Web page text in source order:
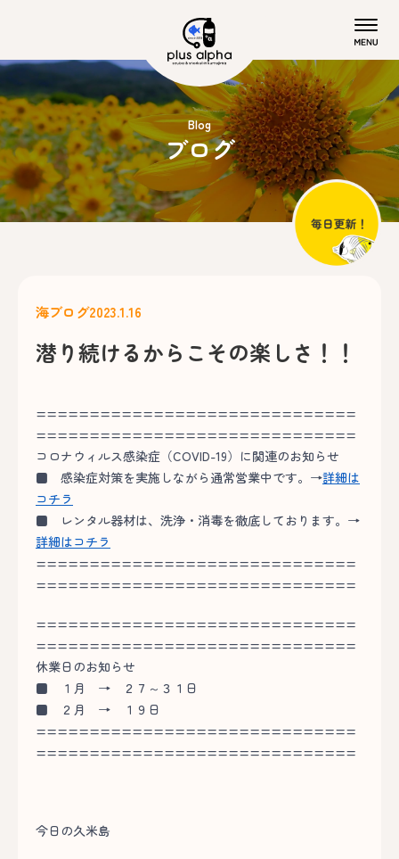
Blog
ブログ
海ブログ2023.1.16
潜り続けるからこその楽しさ！！
==============================
==============================
コロナウィルス感染症（COVID-19）に関連のお知らせ
■ 感染症対策を実施しながら通常営業中です。→詳細は
コチラ
■ レンタル器材は、洗浄・消毒を徹底しております。→
詳細はコチラ
==============================
==============================
==============================
==============================
休業日のお知らせ
■ １月 → ２７～３１日
■ ２月 → １９日
==============================
==============================
今日の久米島